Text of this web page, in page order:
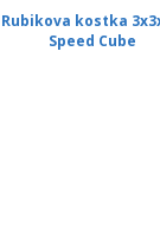
Rubikova kostka
Speed Cube